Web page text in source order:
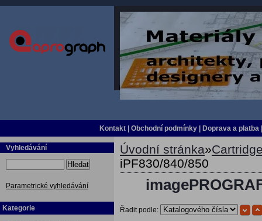
Kontakt Obchodní podmínky Doprava a platba
Vyhledávání
Hledat
Parametrické vyhledávání
Kategorie
Úvodní stránka»
iPF830/840/850
Řadit podle: